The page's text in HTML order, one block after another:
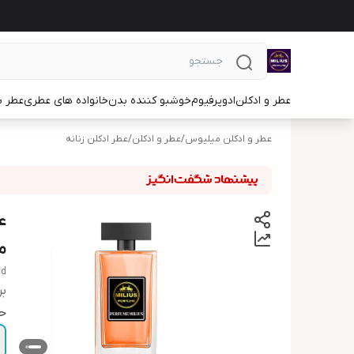
عطر و ادکلنادوپرفیومخوشبو کننده بدنخانواده های عطریعطر
عطر و ادکلن میلیوس/عطر و ادکلن/عطر ادکلن زنانه